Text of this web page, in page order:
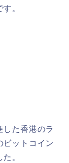
。
た香港のラ
ビットコイン
。